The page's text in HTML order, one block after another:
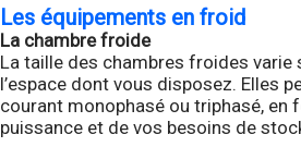
Les équipements en froid
La chambre froide
La taille des chambres froides varie
l’espace dont vous disposez. Elles
courant monophasé ou triphasé, en
puissance et de vos besoins de